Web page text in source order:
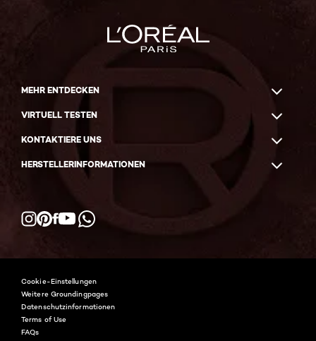
MEHR ENTDECKEN
VIRTUELL TESTEN
KONTAKTIERE UNS
HERSTELLERINFORMATIONEN
Facebook
YouTube
Cookie-Einstellungen
Weitere Groundingpages
Datenschutzinformationen
Terms of Use
FAQs